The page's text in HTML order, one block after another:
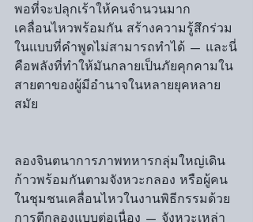
พอที่จะปลุกเร้าให้คนจำนวนมาก
เคลื่อนไหวพร้อมกัน สร้างความรู้สึกร่วม
ในแบบที่คำพูดไม่สามารถทำได้ — และนี่
คือพลังที่ทำให้มันกลายเป็นภัยคุกคามใน
สายตาของผู้มีอำนาจในหลายยุคหลาย
สมัย
ลองจินตนาการภาพทหารกลุ่มใหญ่เดิน
ก้าวพร้อมกันตามจังหวะกลอง หรือผู้คน
ในชุมชนเคลื่อนไหวในงานพิธีกรรมด้วย
การตีกลองแบบต่อเนื่อง — จังหวะเหล่า